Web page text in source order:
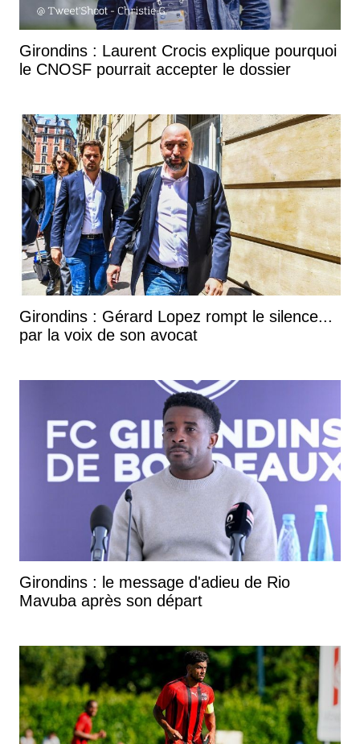
Girondins : Laurent Crocis explique pourquoi
le CNOSF pourrait accepter le dossier
Girondins : Gérard Lopez rompt le silence...
par la voix de son avocat
Girondins : le message d'adieu de Rio
Mavuba après son départ